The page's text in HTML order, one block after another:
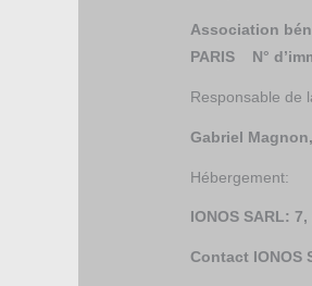
Association
PARIS N°
Responsable de
Gabriel
Hébergement:
IONOS SARL:
Contact IONOS